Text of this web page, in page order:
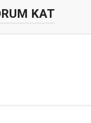
KAT